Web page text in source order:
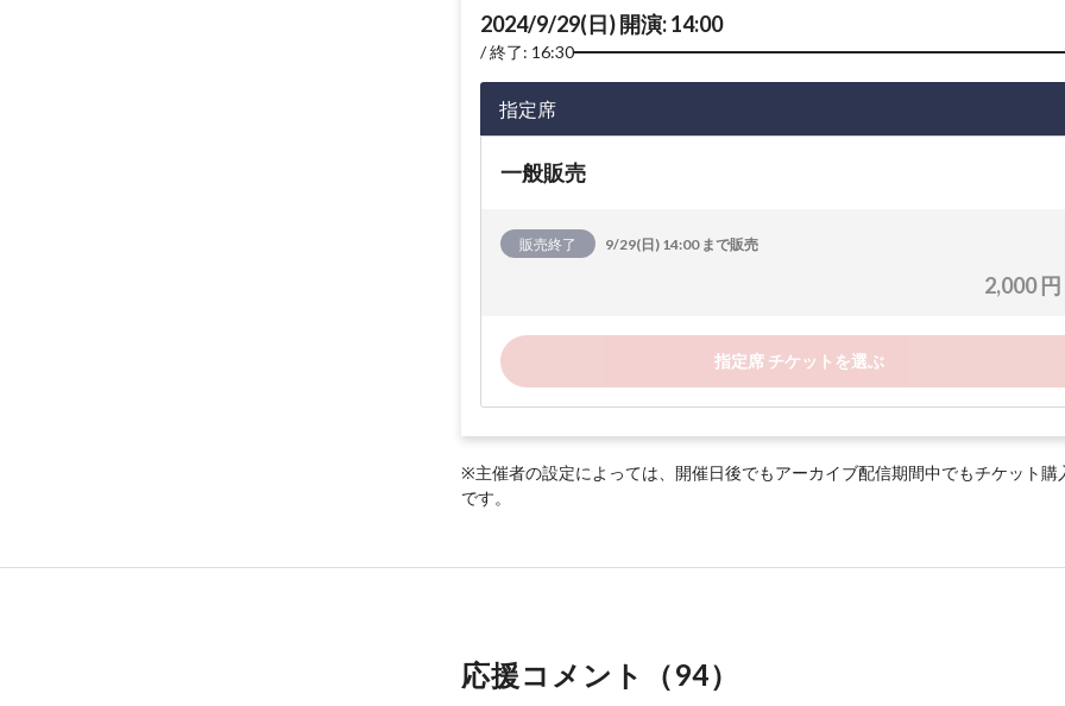
2024/9/29(日) 開演: 14:00
終了: 16:30
指定席
一般販売
販売終了 9/29(日) 14:00 まで販売
2,000 円
指定席 チケットを選ぶ
※主催者の設定によっては、開催日後でもアーカイブ配信期間中でもチケット購
です。
応援コメント（94）